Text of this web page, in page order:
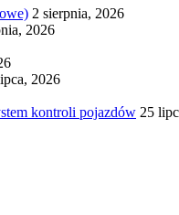
2 sierpnia, 2026
2026
2026
kontroli pojazdów 25